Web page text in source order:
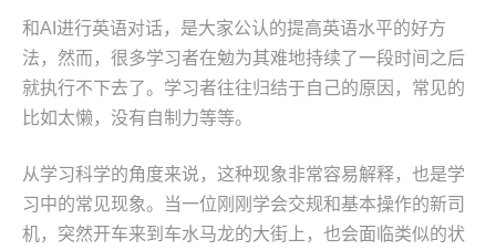
和AI进行英语对话，是大家公认的提高英语水平的好方
法，然而，很多学习者在勉为其难地持续了一段时间之后
就执行不下去了。学习者往往归结于自己的原因，常见的
比如太懒，没有自制力等等。
从学习科学的角度来说，这种现象非常容易解释，也是学
习中的常见现象。当一位刚刚学会交规和基本操作的新司
机，突然开车来到车水马龙的大街上，也会面临类似的状